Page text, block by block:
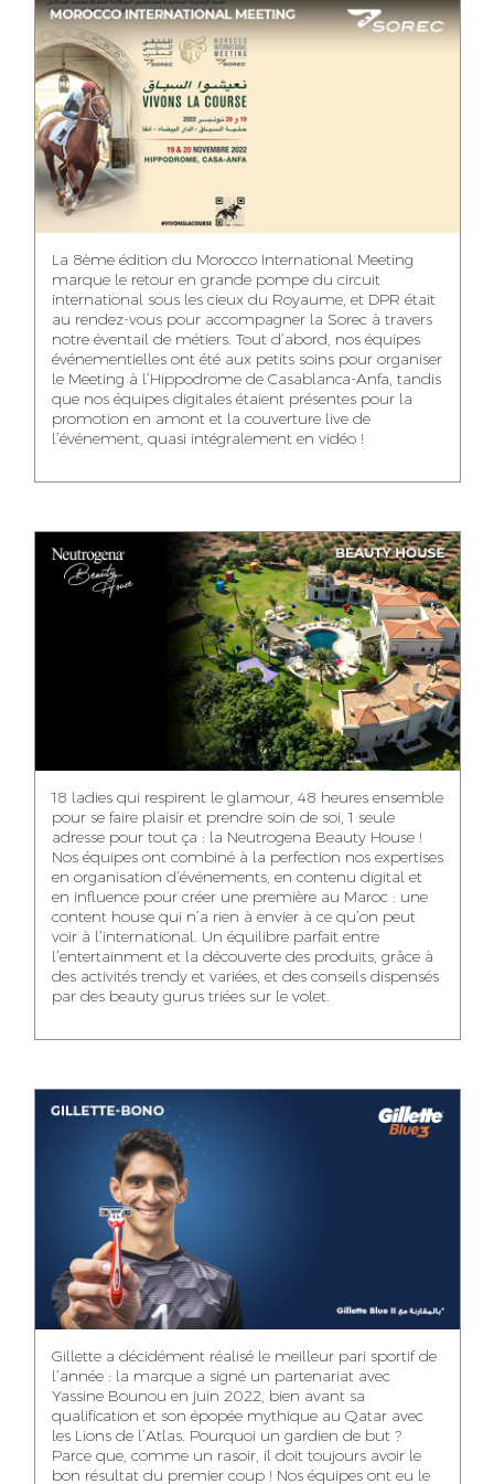
ASMAA MAZZI
ACCOUNT
DIRECTOR
TAHA EL BEIDORI
ART DIRECTOR
FINANCIAL
MANAGER
ACCOUNT
MANAGER
BOUDAR
ART DIRECTOR
FATIMA ZAHRA
DEBBAGH
ACCOUNT
MOHAMED
HARRATIA
DIGITAL MANAGER
NABILA SAMOUN
MEDIA ANALYST
GHITA EL ARABI
EZZAKI SALMA
ACCOUNT
MANAGER
ANASS ELRHAZI
EDITORIAL
MANAGER AND
CONTENT
YAHYA LOULIDI
MEDIA RELATIONS
MANAGER
NIAMA EL YOSSRI
DIGITAL MANAGER
WA-IL ZRYOUIL
PUBLIC RELATIONS
CONSULTANT
NOUREDDINE
SAMADI
ART DIRECTOR
MOHAMED
LEHMOUM
ART DIRECTOR
MEHDI ZERRAD
MANAGER
CHAIMAA
DIGITAL MANAGER
IDMOUSSA SAFAA
PUBLIC RELATIONS
CONSULTANT
NOUHAILA DIKER
IMANE LACHGUER
EXECUTIVE
DOUNIA SADOUK
ACCOUNTANT
OUSSAMA
BENHAMOU
GRAPHIC
DESIGNER
La 8ème édition du Morocco International Meeting
marque le retour en grande pompe du circuit
international sous les cieux du Royaume, et DPR était
au rendez-vous pour accompagner la Sorec à travers
notre éventail de métiers. Tout d’abord, nos équipes
événementielles ont été aux petits soins pour organiser
le Meeting à l’Hippodrome de Casablanca-Anfa, tandis
que nos équipes digitales étaient présentes pour la
promotion en amont et la couverture live de
l’événement, quasi intégralement en vidéo !
18 ladies qui respirent le glamour, 48 heures ensemble
pour se faire plaisir et prendre soin de soi, 1 seule
adresse pour tout ça : la Neutrogena Beauty House !
Nos équipes ont combiné à la perfection nos expertises
en organisation d’événements, en contenu digital et
en influence pour créer une première au Maroc : une
content house qui n’a rien à envier à ce qu’on peut
voir à l’international. Un équilibre parfait entre
l’entertainment et la découverte des produits, grâce à
des activités trendy et variées, et des conseils dispensés
par des beauty gurus triées sur le volet.
Gillette a décidément réalisé le meilleur pari sportif de
l’année : la marque a signé un partenariat avec
Yassine Bounou en juin 2022, bien avant sa
qualification et son épopée mythique au Qatar avec
les Lions de l’Atlas. Pourquoi un gardien de but ?
Parce que, comme un rasoir, il doit toujours avoir le
bon résultat du premier coup ! Nos équipes ont eu le